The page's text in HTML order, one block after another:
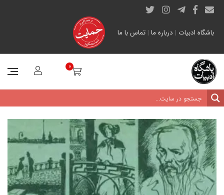
باشگاه ادبیات | درباره ما | تماس با ما
0